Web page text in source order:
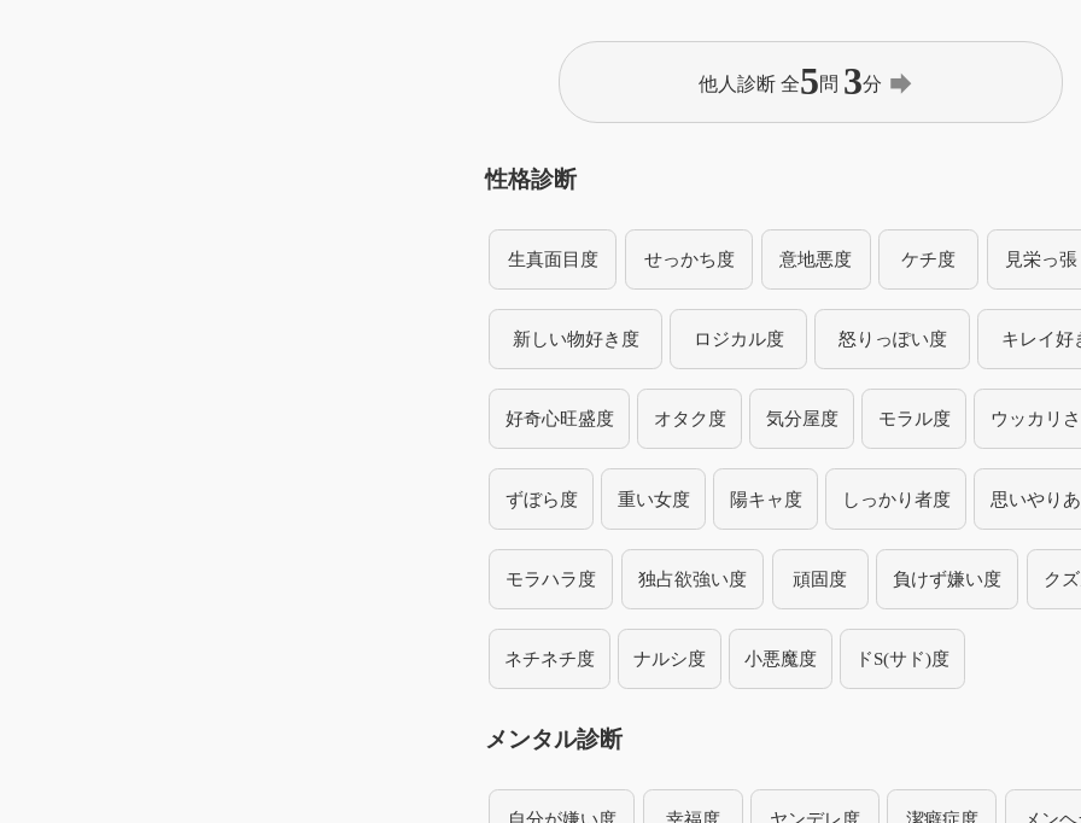
他人診断 全5問 3分 forward
性格診断
生真面目度 せっかち度 意地悪度 ケチ度 見栄っ
新しい物好き度 ロジカル度 怒りっぽい度 キレイ好
好奇心旺盛度 オタク度 気分屋度 モラル度 ウッカリ
ずぼら度 重い女度 陽キャ度 しっかり者度 思いやり
モラハラ度 独占欲強い度 頑固度 負けず嫌い度 ク
ネチネチ度 ナルシ度 小悪魔度 ドS(サド)度
メンタル診断
自分が嫌い度 幸福度 ヤンデレ度 潔癖症度 メン